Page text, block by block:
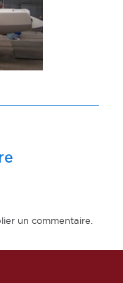
un commentaire.